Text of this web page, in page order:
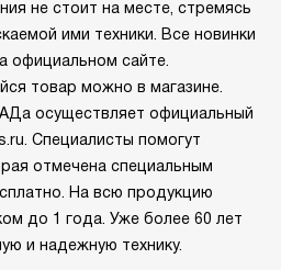
не стоит на месте, стремясь
ими техники. Все новинки
официальном сайте.
товар можно в магазине.
осуществляет официальный
Специалисты помогут
отмечена специальным
На всю продукцию
до 1 года. Уже более 60 лет
и надежную технику.